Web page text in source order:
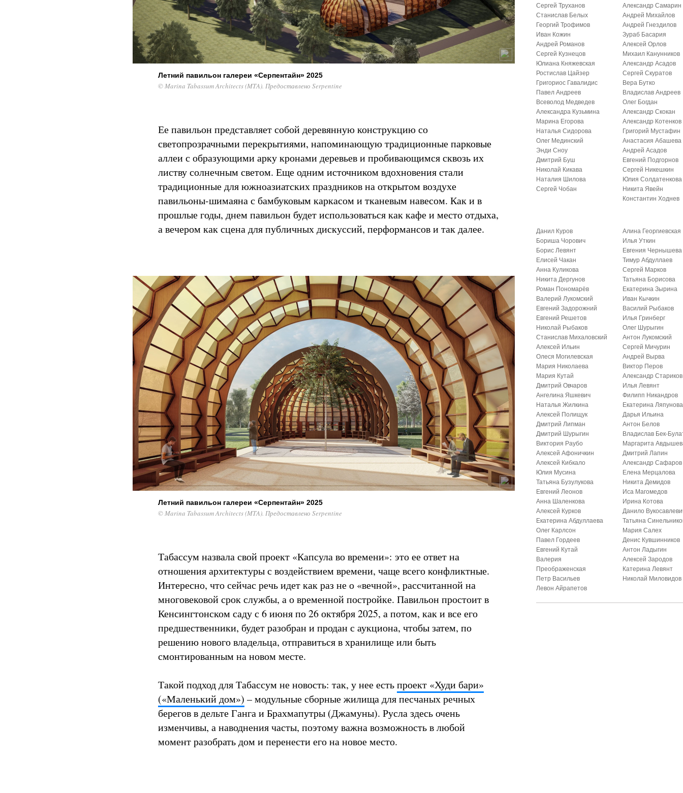
Летний павильон галереи «Серпентайн» 2025
© Marina Tabassum Architects (MTA). Предоставлено Serpentine
Ее павильон представляет собой деревянную конструкцию со
светопрозрачными перекрытиями, напоминающую традиционные парковые
аллеи с образующими арку кронами деревьев и пробивающимся сквозь их
листву солнечным светом. Еще одним источником вдохновения стали
традиционные для южноазиатских праздников на открытом воздухе
павильоны-шимаяна с бамбуковым каркасом и тканевым навесом. Как и в
прошлые годы, днем павильон будет использоваться как кафе и место отдыха,
а вечером как сцена для публичных дискуссий, перформансов и так далее.
Летний павильон галереи «Серпентайн» 2025
© Marina Tabassum Architects (MTA). Предоставлено Serpentine
Табассум назвала свой проект «Капсула во времени»: это ее ответ на
отношения архитектуры с воздействием времени, чаще всего конфликтные.
Интересно, что сейчас речь идет как раз не о «вечной», рассчитанной на
многовековой срок службы, а о временной постройке. Павильон простоит в
Кенсингтонском саду с 6 июня по 26 октября 2025, а потом, как и все его
предшественники, будет разобран и продан с аукциона, чтобы затем, по
решению нового владельца, отправиться в хранилище или быть
смонтированным на новом месте.
Такой подход для Табассум не новость: так, у нее естьпроект «Худи бари»
(«Маленький дом») – модульные сборные жилища для песчаных речных
берегов в дельте Ганга и Брахмапутры (Джамуны). Русла здесь очень
изменчивы, а наводнения часты, поэтому важна возможность в любой
момент разобрать дом и перенести его на новое место.
Сергей Труханов
Станислав Белых
Георгий Трофимов
Иван Кожин
Андрей Романов
Сергей Кузнецов
Юлиана Княжевская
Ростислав Цайзер
Григориос Гавалидис
Павел Андреев
Всеволод Медведев
Александра Кузьмина
Марина Егорова
Наталья Сидорова
Олег Мединский
Энди Сноу
Дмитрий Буш
Николай Кикава
Наталия Шилова
Сергей Чобан
Александр Самарин
Андрей Михайлов
Андрей Гнездилов
Зураб Басария
Алексей Орлов
Михаил Канунников
Александр Асадов
Сергей Скуратов
Вера Бутко
Владислав Андреев
Олег Богдан
Александр Скокан
Александр Котенков
Григорий Мустафин
Анастасия Абашева
Андрей Асадов
Евгений Подгорнов
Сергей Никешкин
Юлия Солдатенкова
Никита Явейн
Константин Ходнев
Данил Куров
Бориша Чорович
Борис Левянт
Елисей Чакан
Анна Куликова
Никита Дергунов
Роман Пономарёв
Валерий Лукомский
Евгений Задорожний
Евгений Решетов
Николай Рыбаков
Станислав Михаловский
Алексей Ильин
Олеся Могилевская
Мария Николаева
Мария Кутай
Дмитрий Овчаров
Ангелина Яшкевич
Наталья Жилкина
Алексей Полищук
Дмитрий Липман
Дмитрий Шурыгин
Виктория Раубо
Алексей Афоничкин
Алексей Кибкало
Юлия Мусина
Татьяна Бузулукова
Евгений Леонов
Анна Шаленкова
Алексей Курков
Екатерина Абдуллаева
Олег Карлсон
Павел Гордеев
Евгений Кутай
Валерия
Преображенская
Петр Васильев
Левон Айрапетов
Алина Георгиевская
Илья Уткин
Евгения Чернышева
Тимур Абдуллаев
Сергей Марков
Татьяна Борисова
Екатерина Зырина
Иван Кычкин
Василий Рыбаков
Илья Гринберг
Олег Шурыгин
Антон Лукомский
Сергей Мичурин
Андрей Вырва
Виктор Перов
Александр Стариков
Илья Левянт
Филипп Никандров
Екатерина Ляпунова
Дарья Ильина
Антон Белов
Владислав Бек-
Маргарита
Дмитрий Лапин
Александр Сафаров
Елена Мерцалова
Никита Демидов
Иса Магомедов
Ирина Котова
Данило
Татьяна
Мария Салех
Денис Кувшинников
Антон Ладыгин
Алексей Зародов
Катерина Левянт
Николай Миловидов